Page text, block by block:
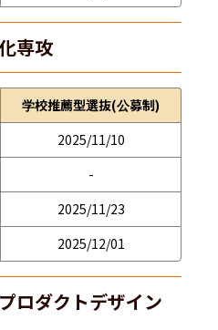
専攻
学校推薦型選抜(公募制)
2025/11/10
-
2025/11/23
2025/12/01
ロダクトデザイン